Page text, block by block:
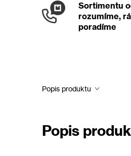
Sortimentu
rozumíme,
poradíme
Popis produktu
Popis